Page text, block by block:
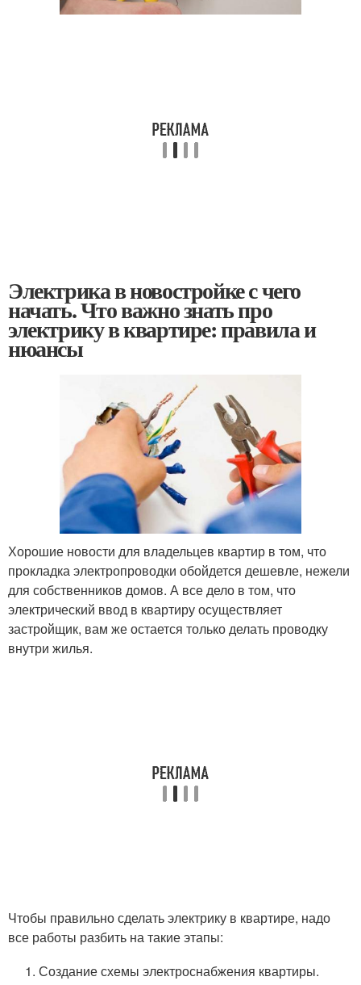
Электрика в новостройке с чего
начать. Что важно знать про
электрику в квартире: правила и
нюансы
Хорошие новости для владельцев квартир в том, что
прокладка электропроводки обойдется дешевле, нежели
для собственников домов. А все дело в том, что
электрический ввод в квартиру осуществляет
застройщик, вам же остается только делать проводку
внутри жилья.
Чтобы правильно сделать электрику в квартире, надо
все работы разбить на такие этапы:
Создание схемы электроснабжения квартиры.